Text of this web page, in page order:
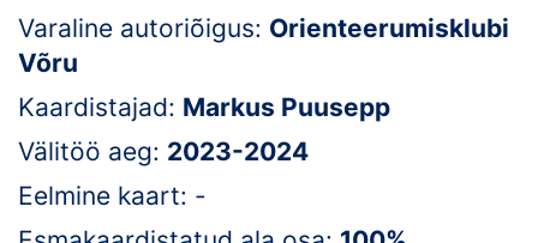
Kalender
Koondised
Tulemused
Varaline autoriõigus: Orienteerumisklubi
Võru
Kaardistajad: Markus Puusepp
Välitöö aeg: 2023-2024
Eelmine kaart: -